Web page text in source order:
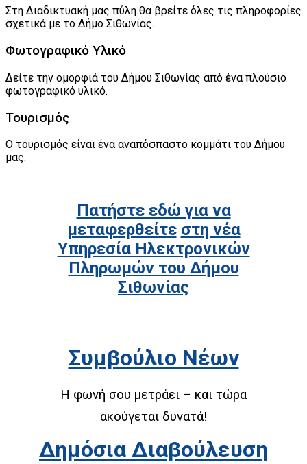
Στη Διαδικτυακή μας πύλη θα βρείτε όλες τις πληροφορίες
σχετικά με το Δήμο Σιθωνίας.
Φωτογραφικό Υλικό
Δείτε την ομορφιά του Δήμου Σιθωνίας από ένα πλούσιο
φωτογραφικό υλικό.
Τουρισμός
Ο τουρισμός είναι ένα αναπόσπαστο κομμάτι του Δήμου
μας.
Πατήστε εδώ για να
μεταφερθείτε στη νέα
Υπηρεσία Ηλεκτρονικών
Πληρωμών του Δήμου
Σιθωνίας
Συμβούλιο Νέων
Η φωνή σου μετράει – και τώρα
ακούγεται δυνατά!
Δημόσια Διαβούλευση